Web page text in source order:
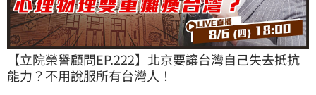
【立院榮譽顧問EP.222】北京要讓台灣自己失去抵抗
能力？不用說服所有台灣人！